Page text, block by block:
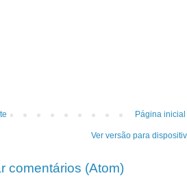
Página inicial
Ver versão para
comentários (Atom)